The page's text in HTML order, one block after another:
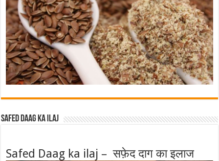
Safed Daag ka ilaj
Safed Daag ka ilaj – सफ़ेद दाग का इलाज